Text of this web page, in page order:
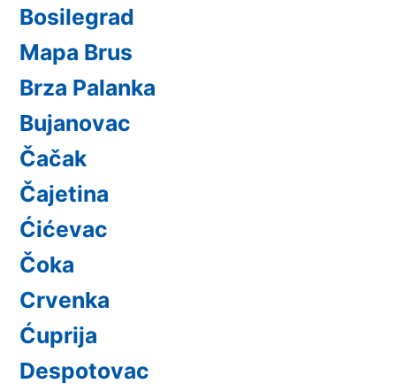
Bosilegrad
Mapa Brus
Brza Palanka
Bujanovac
Čačak
Čajetina
Ćićevac
Čoka
Crvenka
Ćuprija
Despotovac